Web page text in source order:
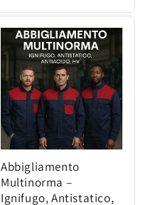
Abbigliamento
Multinorma –
Ignifugo, Antistatico,